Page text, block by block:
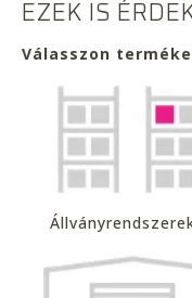
EZEK IS
Válasszon